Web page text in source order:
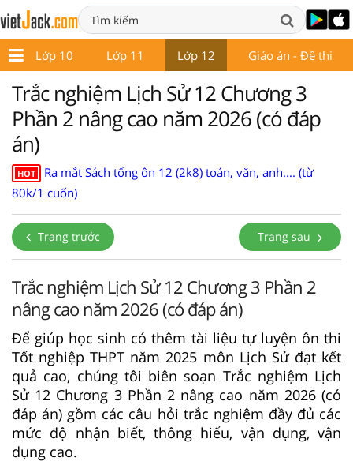
Lớp 10 Lớp 11 Lớp 12 Giáo án - Đề thi
Trắc nghiệm Lịch Sử 12 Chương 3
Phần 2 nâng cao năm 2026 (có đáp
án)
HOT
Ra mắt Sách tổng ôn 12 (2k8) toán, văn, anh.... (từ
80k/1 cuốn)
Trang trước Trang sau
Trắc nghiệm Lịch Sử 12 Chương 3 Phần 2
nâng cao năm 2026 (có đáp án)
Để giúp học sinh có thêm tài liệu tự luyện ôn thi
Tốt nghiệp THPT năm 2025 môn Lịch Sử đạt kết
quả cao, chúng tôi biên soạn Trắc nghiệm Lịch
Sử 12 Chương 3 Phần 2 nâng cao năm 2026 (có
đáp án) gồm các câu hỏi trắc nghiệm đầy đủ các
mức độ nhận biết, thông hiểu, vận dụng, vận
dụng cao.